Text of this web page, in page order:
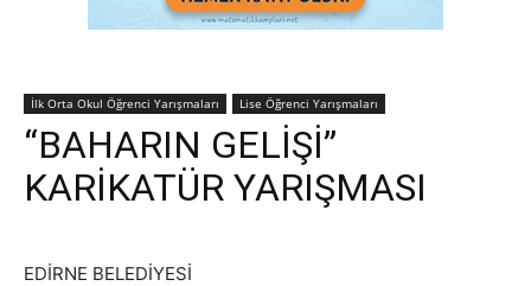
İlk Orta Okul Öğrenci Yarışmaları Lise Öğrenci Yarışmaları
“BAHARIN GELİŞİ”
KARİKATÜR YARIŞMASI
EDİRNE BELEDİYESİ